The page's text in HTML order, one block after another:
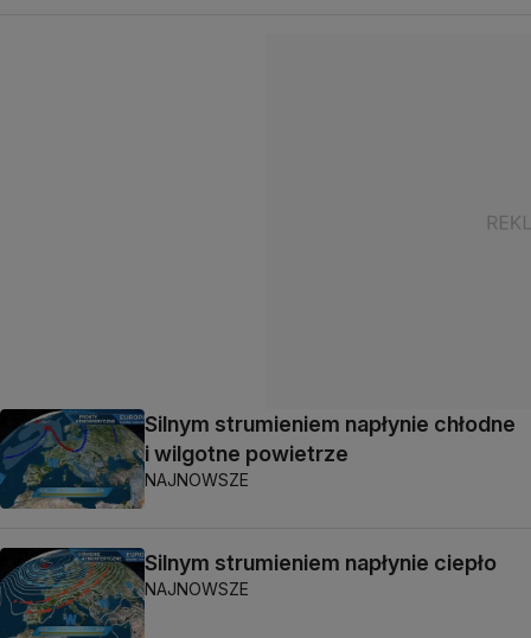
Silnym strumieniem napłynie chłodne
i wilgotne powietrze
NAJNOWSZE
Silnym strumieniem napłynie ciepło
NAJNOWSZE